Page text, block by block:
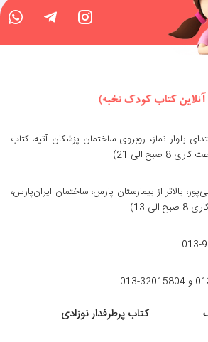
بلوار نماز، روبروی ساختمان پزشکان آتیه، کتاب
صبح الی 21)
بالاتر از بیمارستان پارس، ساختمان ایران‌پارس،
013-
013
کتاب پرطرفدار نوزادی